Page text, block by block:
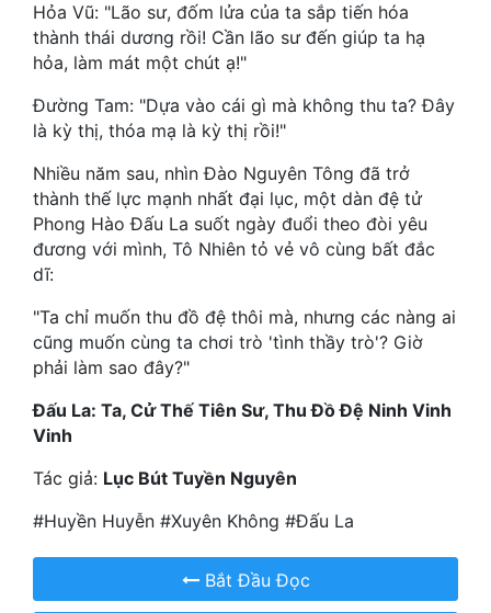
Phương Tây
Phản Phái
Quan Trường
Sảng Văn
Sủng
Thanh Xuân
Tiên Hiệp
Tiểu Thuyết
Hỏa Vũ: "Lão sư, đốm lửa của ta sắp tiến hóa
thành thái dương rồi! Cần lão sư đến giúp ta hạ
hỏa, làm mát một chút ạ!"
Đường Tam: "Dựa vào cái gì mà không thu ta? Đây
là kỳ thị, thóa mạ là kỳ thị rồi!"
Nhiều năm sau, nhìn Đào Nguyên Tông đã trở
thành thế lực mạnh nhất đại lục, một dàn đệ tử
Phong Hào Đấu La suốt ngày đuổi theo đòi yêu
đương với mình, Tô Nhiên tỏ vẻ vô cùng bất đắc
dĩ:
"Ta chỉ muốn thu đồ đệ thôi mà, nhưng các nàng ai
cũng muốn cùng ta chơi trò 'tình thầy trò'? Giờ
phải làm sao đây?"
Đấu La: Ta, Cử Thế Tiên Sư, Thu Đồ Đệ Ninh Vinh
Vinh
Tác giả: Lục Bút Tuyền Nguyên
#Huyền Huyễn #Xuyên Không #Đấu La
Bắt Đầu Đọc